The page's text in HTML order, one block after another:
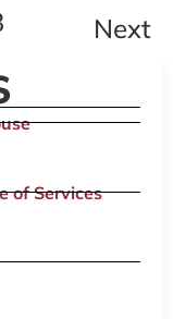
Next
of Services